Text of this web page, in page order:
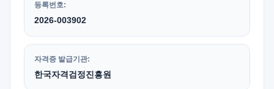
등록번호:
2026-003902
자격증 발급기관:
한국자격검정진흥원